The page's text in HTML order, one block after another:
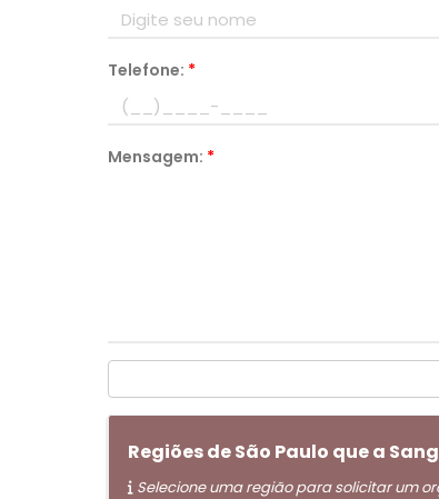
Telefone: *
Mensagem: *
Regiões de São Paulo que a
Selecione uma região para solicitar um